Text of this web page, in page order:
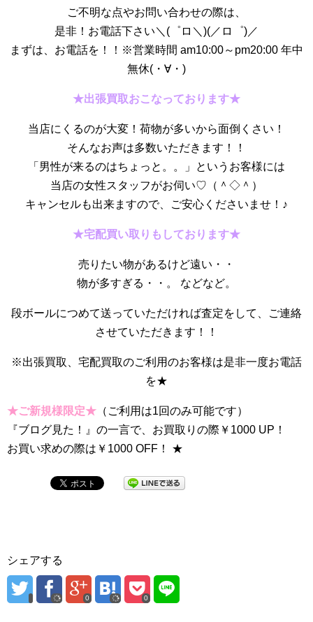
ご不明な点やお問い合わせの際は、
是非！お電話下さい＼(゜ロ＼)(／ロ゜)／
まずは、お電話を！！※営業時間 am10:00～pm20:00 年中
無休(・∀・)
★出張買取おこなっております★
当店にくるのが大変！荷物が多いから面倒くさい！
そんなお声は多数いただきます！！
「男性が来るのはちょっと。。」というお客様には
当店の女性スタッフがお伺い♡（＾◇＾）
キャンセルも出来ますので、ご安心くださいませ！♪
★宅配買い取りもしております★
売りたい物があるけど遠い・・
物が多すぎる・・。 などなど。
段ボールにつめて送っていただければ査定をして、ご連絡
させていただきます！！
※出張買取、宅配買取のご利用のお客様は是非一度お電話
を★
★ご新規様限定★ （ご利用は1回のみ可能です）
『ブログ見た！』の一言で、お買取りの際￥1000 UP！
お買い求めの際は￥1000 OFF！ ★
シェアする
0 0